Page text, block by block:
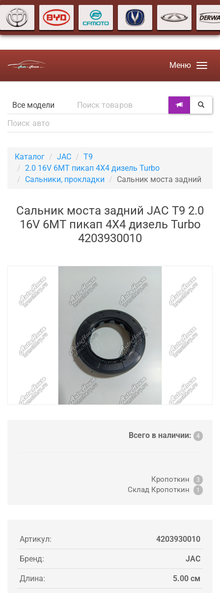
Меню
Каталог JAC
T9
2.0 16V 6MT пикап 4X4 дизель Turbo
Сальники, прокладки
Сальник моста задний
Сальник моста задний JAC T9 2.0
16V 6MT пикап 4X4 дизель Turbo
4203930010
Всего в наличии: 4
Кропоткин 3
Склад Кропоткин 1
Артикул: 4203930010
Бренд: JAC
Длина: 5.00 см